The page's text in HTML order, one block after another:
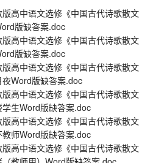
高中语文选修《中国古代诗歌散文
版缺答案.doc
高中语文选修《中国古代诗歌散文
版缺答案.doc
高中语文选修《中国古代诗歌散文
Word版缺答案.doc
高中语文选修《中国古代诗歌散文
生Word版缺答案.doc
高中语文选修《中国古代诗歌散文
师Word版缺答案.doc
高中语文选修《中国古代诗歌散文